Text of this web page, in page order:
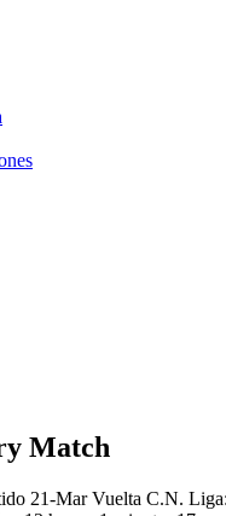
Match
21-Mar Vuelta C.N. Liga: